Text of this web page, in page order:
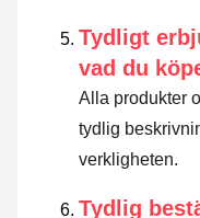
Tydligt
vad du
Alla produkter
tydlig
verkligheten.
Tydlig